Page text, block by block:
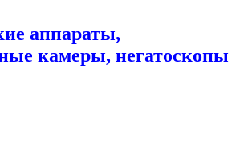
аппараты,
камеры, негатоскопы